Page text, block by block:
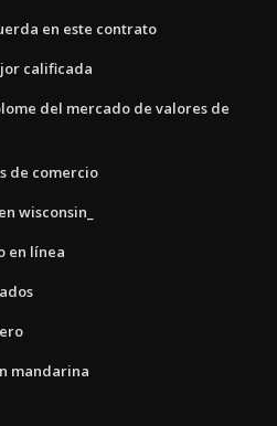
en este contrato
calificada
del mercado de valores de
de comercio
wisconsin_
en línea
mandarina